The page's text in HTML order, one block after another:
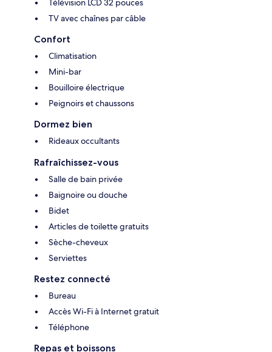
Télévision LCD 32 pouces
TV avec chaînes par câble
Confort
Climatisation
Mini-bar
Bouilloire électrique
Peignoirs et chaussons
Dormez bien
Rideaux occultants
Rafraîchissez-vous
Salle de bain privée
Baignoire ou douche
Bidet
Articles de toilette gratuits
Sèche-cheveux
Serviettes
Restez connecté
Bureau
Accès Wi-Fi à Internet gratuit
Téléphone
Repas et boissons